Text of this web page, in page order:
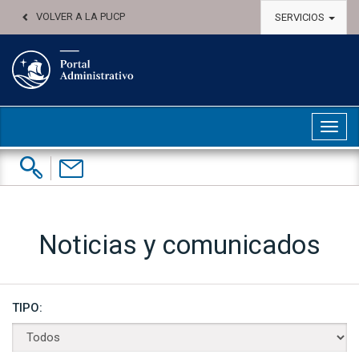
VOLVER A LA PUCP SERVICIOS
Buscar:
Contáctenos
Noticias y comunicados
TIPO: